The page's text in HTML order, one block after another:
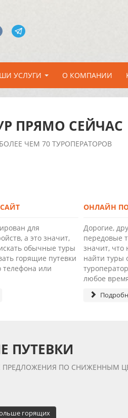
УСЛУГИ О КОМПАНИИ
ПРЯМО СЕЙЧАС
ЧЕМ 70 ТУРОПЕРАТОРОВ
для
а это значит,
обычные туры
горящие путевки
телефона или
ОНЛАЙН
Дорогие,
передовые
значит,
найти туры
любое
ПУТЕВКИ
ПО СНИЖЕННЫМ
горящих